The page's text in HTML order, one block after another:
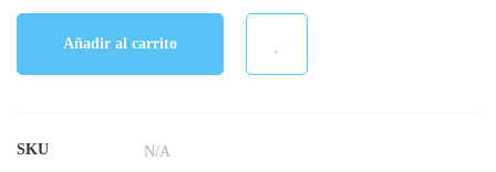
Añadir al carrito
SKU N/A